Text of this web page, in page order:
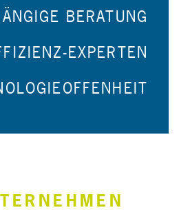
BERATUNG
EXPERTEN